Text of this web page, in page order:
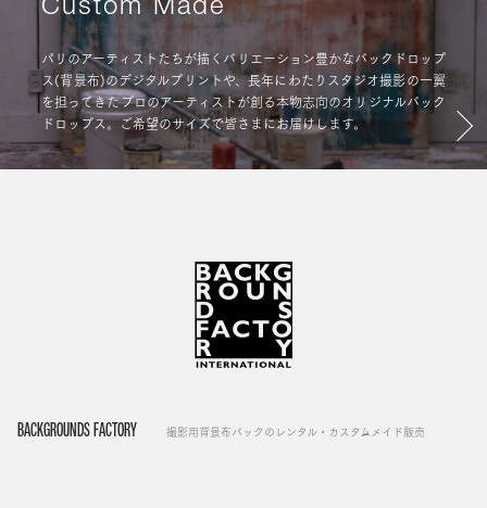
Custom Made
パリのアーティストたちが描くバリエーション豊かなバックドロップ
ス(背景布)のデジタルプリントや、長年にわたりスタジオ撮影の一翼
を担ってきたプロのアーティストが創る本物志向のオリジナルバック
ドロップス。ご希望のサイズで皆さまにお届けします。
BACKGROUNDS FACTORY 撮影用背景布バックのレンタル・カスタムメイド販売